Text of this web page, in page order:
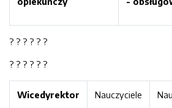
? ? ? ? ? ?
? ? ? ? ? ?
Wicedyrektor Nauczyciele